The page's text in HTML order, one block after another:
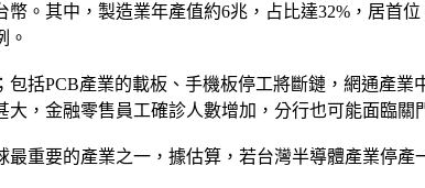
。其中，製造業年產值約6兆，占比達32%，居首
。
括PCB產業的載板、手機板停工將斷鏈，網通產
，金融零售員工確診人數增加，分行也可能面臨關
重要的產業之一，據估算，若台灣半導體產業停